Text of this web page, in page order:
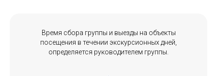
Время сбора группы и выезды на объекты
посещения в течении экскурсионных дней,
определяется руководителем группы.